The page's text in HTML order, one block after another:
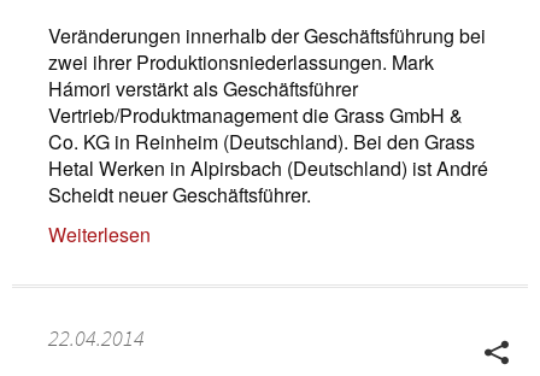
Veränderungen innerhalb der Geschäftsführung bei
zwei ihrer Produktionsniederlassungen. Mark
Hámori verstärkt als Geschäftsführer
Vertrieb/Produktmanagement die Grass GmbH &
Co. KG in Reinheim (Deutschland). Bei den Grass
Hetal Werken in Alpirsbach (Deutschland) ist André
Scheidt neuer Geschäftsführer.
Weiterlesen
22.04.2014